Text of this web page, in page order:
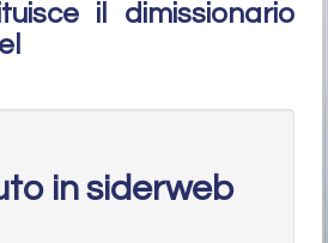
il dimissionario
in siderweb